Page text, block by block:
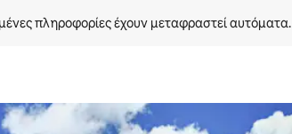
πληροφορίες έχουν μεταφραστεί αυτόματα.